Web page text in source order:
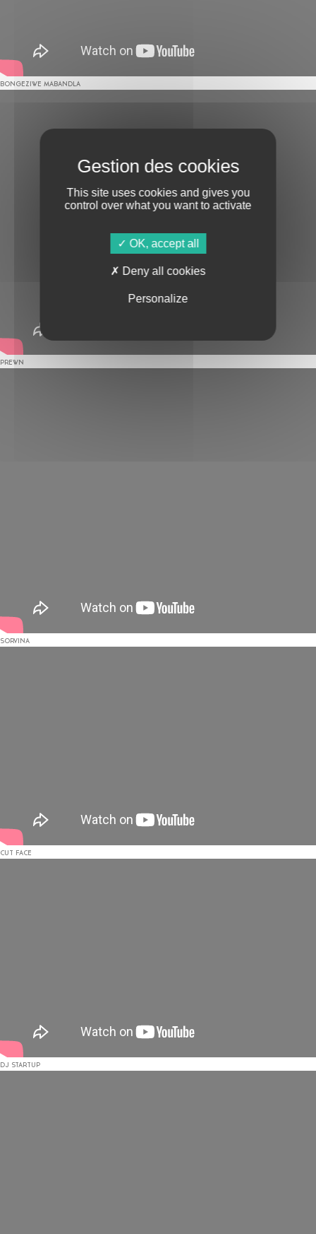
BONGEZIWE MABANDLA
PREWN
SORVINA
CUT FACE
DJ STARTUP
This site uses cookies and gives you
control over what you want to activate
OK, accept all
Deny all cookies
Personalize